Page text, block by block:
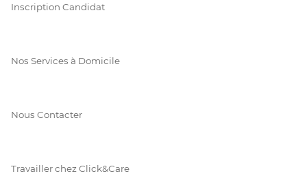
Inscription Candidat
Nos Services à Domicile
Nous Contacter
Travailler chez Click&Care